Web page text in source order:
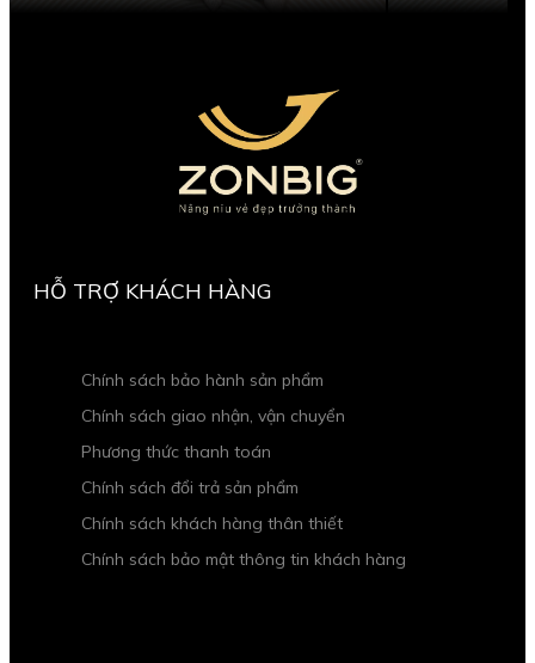
HỖ TRỢ KHÁCH HÀNG
Chính sách bảo hành sản phẩm
Chính sách giao nhận, vận chuyển
Phương thức thanh toán
Chính sách đổi trả sản phẩm
Chính sách khách hàng thân thiết
Chính sách bảo mật thông tin khách hàng